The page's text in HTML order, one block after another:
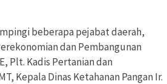
beberapa pejabat daerah,
dan Pembangunan
Plt. Kadis Pertanian dan
Kepala Dinas Ketahanan Pangan Ir.